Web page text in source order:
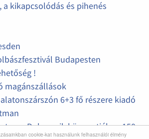
cookie-kat használunk felhasználói élmény
kikapcsolódás és pihenés
Budapesten
!
magánszállások
6+3 fő részere kiadó
Dubrovnik központjában,150